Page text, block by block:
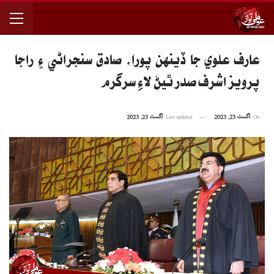
عارف علوي جا ڏينهن پورا، صادق سنجراڻي ۽ راجا
پرويز اشرف صدر ٿيڻ لاءِ سرگرم
اگست 23, 2023 اگست 23, 2023